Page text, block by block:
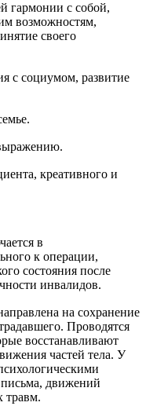
гармонии с собой,
возможностям,
своего
с социумом, развитие
креативного и
в
к операции,
состояния после
инвалидов.
на сохранение
Проводятся
восстанавливают
частей тела. У
движений
травм.